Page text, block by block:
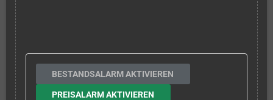
BESTANDSALARM AKTIVIEREN
PREISALARM AKTIVIEREN